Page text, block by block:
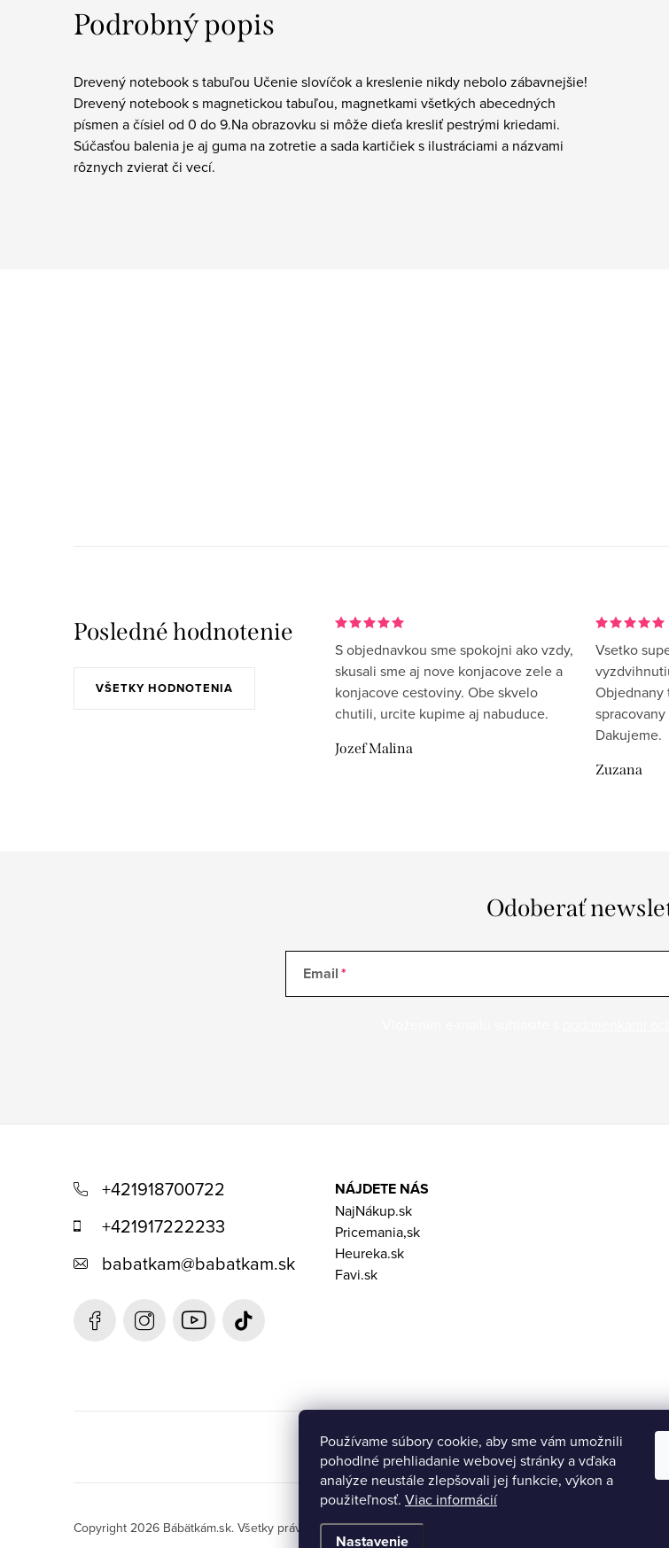
Používame súbory cookie, aby sme vám umožnili
pohodlné prehliadanie webovej stránky a vďaka
analýze neustále zlepšovali jej funkcie, výkon a
použiteľnosť. Viac informácií
Nastavenie
Podrobný popis
Drevený notebook s tabuľou Učenie slovíčok a kreslenie nikdy nebolo zábavnejšie!
Drevený notebook s magnetickou tabuľou, magnetkami všetkých abecedných
písmen a čísiel od 0 do 9.Na obrazovku si môže dieťa kresliť pestrými kriedami.
Súčasťou balenia je aj guma na zotretie a sada kartičiek s ilustráciami a názvami
rôznych zvierat či vecí.
Posledné hodnotenie
VŠETKY HODNOTENIA
S objednavkou sme spokojni ako vzdy,
skusali sme aj nove konjacove zele a
konjacove cestoviny. Obe skvelo
chutili, urcite kupime aj nabuduce.
Jozef Malina
Vsetko
Objednany
Dakujeme.
Zuzana
Odoberať
Email
+421918700722
+421917222233
babatkam@babatkam.sk
NÁJDETE NÁS
NajNákup.sk
Pricemania,sk
Heureka.sk
Favi.sk
Copyright 2026 Bábätkám.sk. Všetky práva vyhradené.Upraviť nastavenie cookies